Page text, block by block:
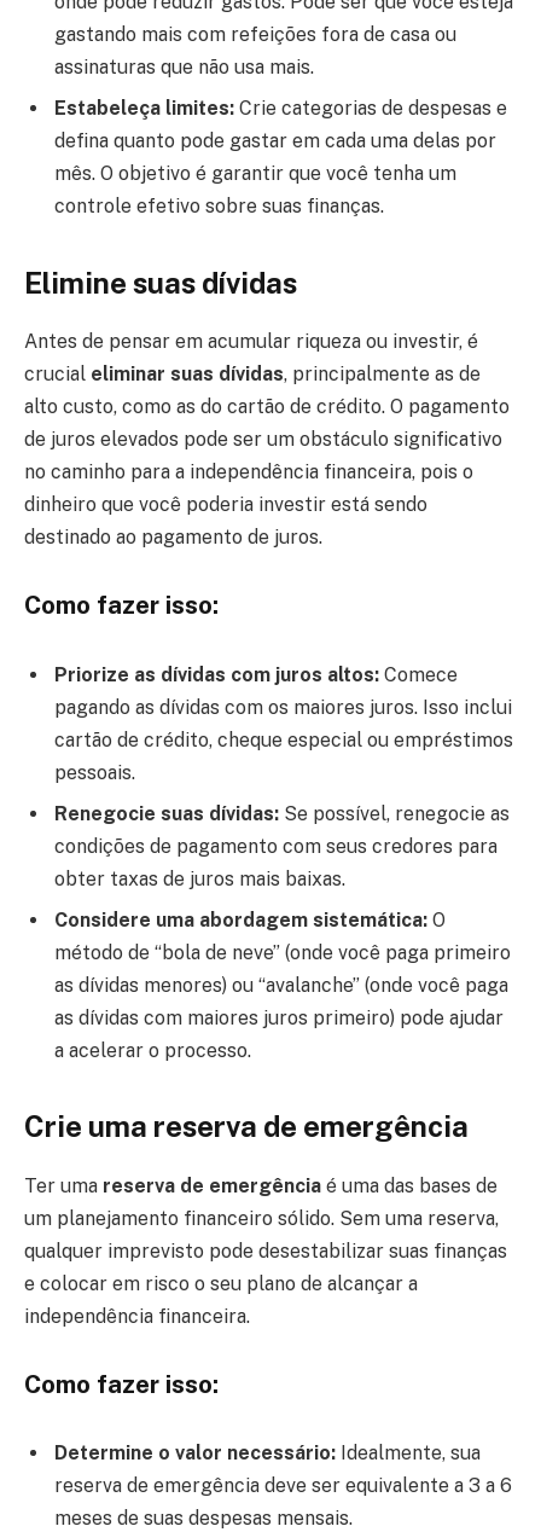
gastando mais com refeições fora de casa ou
assinaturas que não usa mais.
Estabeleça limites: Crie categorias de despesas e
defina quanto pode gastar em cada uma delas por
mês. O objetivo é garantir que você tenha um
controle efetivo sobre suas finanças.
Elimine suas dívidas
Antes de pensar em acumular riqueza ou investir, é
crucial eliminar suas dívidas, principalmente as de
alto custo, como as do cartão de crédito. O pagamento
de juros elevados pode ser um obstáculo significativo
no caminho para a independência financeira, pois o
dinheiro que você poderia investir está sendo
destinado ao pagamento de juros.
Como fazer isso:
Priorize as dívidas com juros altos: Comece
pagando as dívidas com os maiores juros. Isso inclui
cartão de crédito, cheque especial ou empréstimos
pessoais.
Renegocie suas dívidas: Se possível, renegocie as
condições de pagamento com seus credores para
obter taxas de juros mais baixas.
Considere uma abordagem sistemática: O
método de “bola de neve” (onde você paga primeiro
as dívidas menores) ou “avalanche” (onde você paga
as dívidas com maiores juros primeiro) pode ajudar
a acelerar o processo.
Crie uma reserva de emergência
Ter uma reserva de emergência é uma das bases de
um planejamento financeiro sólido. Sem uma reserva,
qualquer imprevisto pode desestabilizar suas finanças
e colocar em risco o seu plano de alcançar a
independência financeira.
Como fazer isso:
Determine o valor necessário: Idealmente, sua
reserva de emergência deve ser equivalente a 3 a 6
meses de suas despesas mensais.